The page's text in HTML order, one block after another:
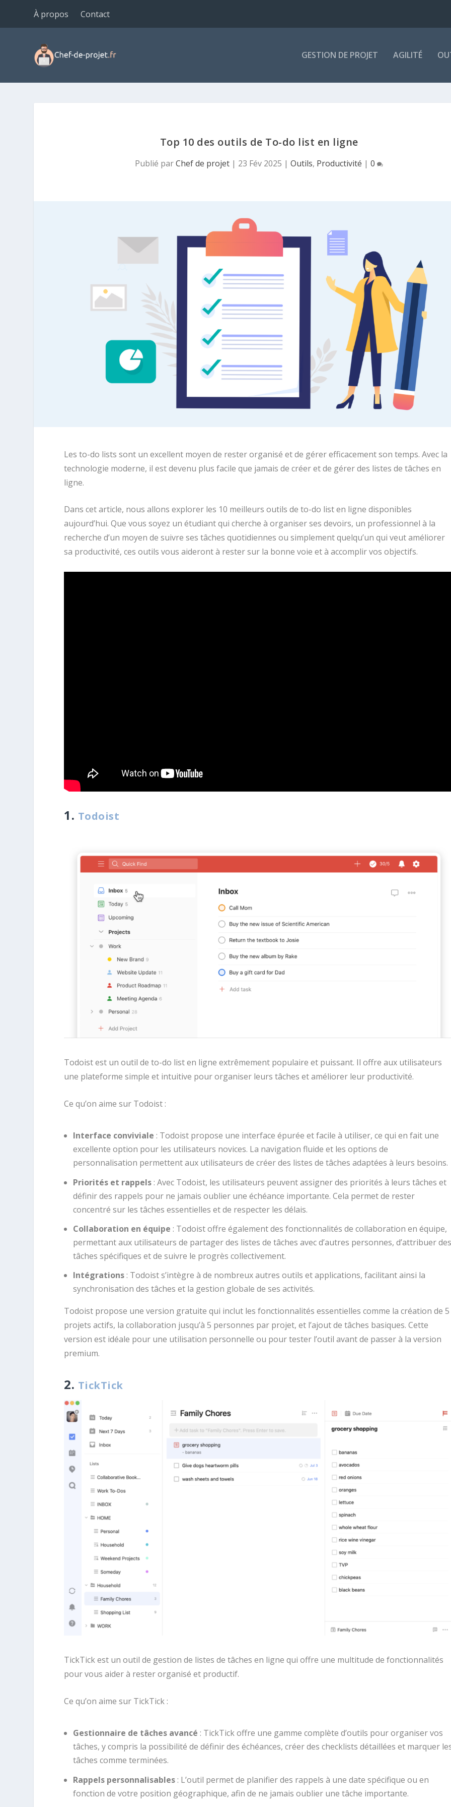
À propos Contact
GESTION DE PROJET AGILITÉ
Top 10 des outils de To-do list en ligne
Publié parChef de projet | 23 Fév 2025 |Outils, Productivité |0
Les to-do lists sont un excellent moyen de rester organisé et de gérer efficacement son temps. Avec la
technologie moderne, il est devenu plus facile que jamais de créer et de gérer des listes de tâches en
ligne.
Dans cet article, nous allons explorer les 10 meilleurs outils de to-do list en ligne disponibles
aujourd’hui. Que vous soyez un étudiant qui cherche à organiser ses devoirs, un professionnel à la
recherche d’un moyen de suivre ses tâches quotidiennes ou simplement quelqu’un qui veut améliorer
sa productivité, ces outils vous aideront à rester sur la bonne voie et à accomplir vos objectifs.
1. Todoist
Todoist est un outil de to-do list en ligne extrêmement populaire et puissant. Il offre aux utilisateurs
une plateforme simple et intuitive pour organiser leurs tâches et améliorer leur productivité.
Ce qu’on aime sur Todoist :
Interface conviviale : Todoist propose une interface épurée et facile à utiliser, ce qui en fait une
excellente option pour les utilisateurs novices. La navigation fluide et les options de
personnalisation permettent aux utilisateurs de créer des listes de tâches adaptées à leurs besoins.
Priorités et rappels : Avec Todoist, les utilisateurs peuvent assigner des priorités à leurs tâches et
définir des rappels pour ne jamais oublier une échéance importante. Cela permet de rester
concentré sur les tâches essentielles et de respecter les délais.
Collaboration en équipe : Todoist offre également des fonctionnalités de collaboration en équipe,
permettant aux utilisateurs de partager des listes de tâches avec d’autres personnes, d’attribuer
tâches spécifiques et de suivre le progrès collectivement.
Intégrations : Todoist s’intègre à de nombreux autres outils et applications, facilitant ainsi la
synchronisation des tâches et la gestion globale de ses activités.
Todoist propose une version gratuite qui inclut les fonctionnalités essentielles comme la création de 5
projets actifs, la collaboration jusqu’à 5 personnes par projet, et l’ajout de tâches basiques. Cette
version est idéale pour une utilisation personnelle ou pour tester l’outil avant de passer à la version
premium.
2. TickTick
TickTick est un outil de gestion de listes de tâches en ligne qui offre une multitude de fonctionnalités
pour vous aider à rester organisé et productif.
Ce qu’on aime sur TickTick :
Gestionnaire de tâches avancé : TickTick offre une gamme complète d’outils pour organiser vos
tâches, y compris la possibilité de définir des échéances, créer des checklists détaillées et marquer
tâches comme terminées.
Rappels personnalisables : L’outil permet de planifier des rappels à une date spécifique ou en
fonction de votre position géographique, afin de ne jamais oublier une tâche importante.